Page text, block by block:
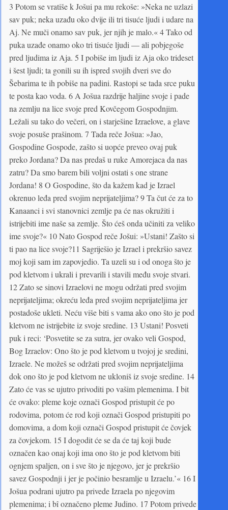
3 Potom se vratiše k Jošui pa mu rekoše: »Neka ne uzlazi
sav puk; neka uzađu oko dvije ili tri tisuće ljudi i udare na
Aj. Ne muči onamo sav puk, jer njih je malo.« 4 Tako od
puka uzađe onamo oko tri tisuće ljudi — ali pobjegoše
pred ljudima iz Aja. 5 I pobiše im ljudi iz Aja oko trideset
i šest ljudi; ta gonili su ih ispred svojih dveri sve do
Šebarima te ih pobiše na padini. Rastopi se tada srce puku
te posta kao voda. 6 A Jošua razdrije haljine svoje i pade
na zemlju na lice svoje pred Kovčegom Gospodnjim.
Ležali su tako do večeri, on i starješine Izraelove, a glave
svoje posuše prašinom. 7 Tada reče Jošua: »Jao,
Gospodine Gospode, zašto si uopće preveo ovaj puk
preko Jordana? Da nas predaš u ruke Amorejaca da nas
zatru? Da smo barem bili voljni ostati s one strane
Jordana! 8 O Gospodine, što da kažem kad je Izrael
okrenuo leđa pred svojim neprijateljima? 9 Ta čut će za to
Kanaanci i svi stanovnici zemlje pa će nas okružiti i
istrijebiti ime naše sa zemlje. Što ćeš onda učiniti za veliko
ime svoje?« 10 Nato Gospod reče Jošui: »Ustani! Zašto si
ti pao na lice svoje?11 Sagriješio je Izrael i prekršio savez
moj koji sam im zapovjedio. Ta uzeli su i od onoga što je
pod kletvom i ukrali i prevarili i stavili među svoje stvari.
12 Zato se sinovi Izraelovi ne mogu održati pred svojim
neprijateljima; okreću leđa pred svojim neprijateljima jer
postadoše ukleti. Neću više biti s vama ako ono što je pod
kletvom ne istrijebite iz svoje sredine. 13 Ustani! Posveti
puk i reci: ‘Posvetite se za sutra, jer ovako veli Gospod,
Bog Izraelov: Ono što je pod kletvom u tvojoj je sredini,
Izraele. Ne možeš se održati pred svojim neprijateljima
dok ono što je pod kletvom ne ukloniš iz svoje sredine. 14
Zato će vas se ujutro privoditi po vašim plemenima. I bit
će ovako: pleme koje označi Gospod pristupit će po
rodovima, potom će rod koji označi Gospod pristupiti po
domovima, a dom koji označi Gospod pristupit će čovjek
za čovjekom. 15 I dogodit će se da će taj koji bude
označen kao onaj koji ima ono što je pod kletvom biti
ognjem spaljen, on i sve što je njegovo, jer je prekršio
savez Gospodnji i jer je počinio besramlje u Izraelu.’« 16 I
Jošua podrani ujutro pa privede Izraela po njegovim
plemenima; i bî označeno pleme Judino. 17 Potom privede